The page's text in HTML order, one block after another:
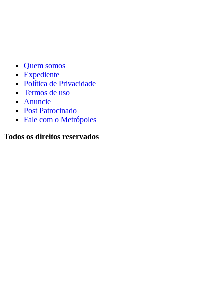
Quem somos
Expediente
Política de Privacidade
Termos de uso
Anuncie
Post Patrocinado
Fale com o Metrópoles
Todos os direitos reservados